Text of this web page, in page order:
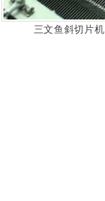
三文鱼斜切片机